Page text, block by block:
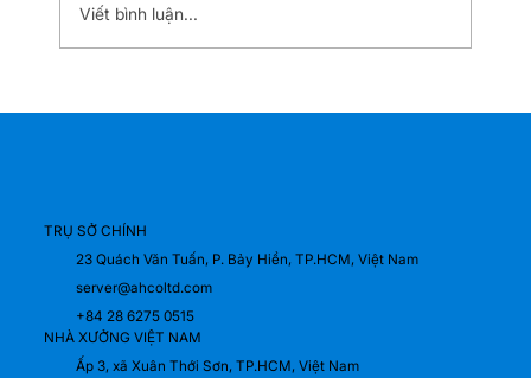
Viết bình luận...
TRỤ SỞ CHÍNH
23 Quách Văn Tuấn, P. Bảy Hiền, TP.HCM, Việt Nam
server@ahcoltd.com
+84 28 6275 0515
NHÀ XƯỞNG VIỆT NAM
Ấp 3, xã Xuân Thới Sơn, TP.HCM, Việt Nam